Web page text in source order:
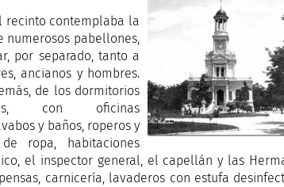
recinto contemplaba la
numerosos pabellones,
por separado, tanto a
ancianos y hombres.
de los dormitorios
con oficinas
y baños, roperos y
ropa, habitaciones
el inspector general, el capellán y las
carnicería, lavaderos con estufa